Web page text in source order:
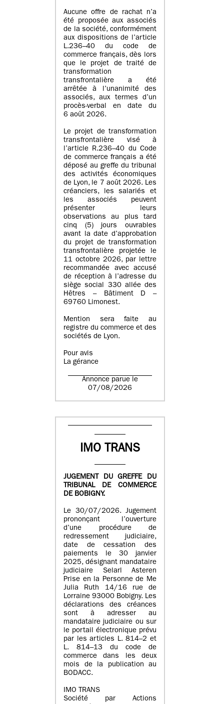
Aucune offre de rachat n’a
été proposée aux associés
de la société, conformément
aux dispositions de l’article
L.236–40 du code de
commerce français, dès lors
que le projet de traité de
transformation
transfrontalière a été
arrêtée à l’unanimité des
associés, aux termes d’un
procès-verbal en date du
6 août 2026.
Le projet de transformation
transfrontalière visé à
l’article R.236–40 du Code
de commerce français a été
déposé au greffe du tribunal
des activités économiques
de Lyon, le 7 août 2026. Les
créanciers, les salariés et
les associés peuvent
présenter leurs
observations au plus tard
cinq (5) jours ouvrables
avant la date d’approbation
du projet de transformation
transfrontalière projetée le
11 octobre 2026, par lettre
recommandée avec accusé
de réception à l’adresse du
siège social 330 allée des
Hêtres – Bâtiment D –
69760 Limonest.
Mention sera faite au
registre du commerce et des
sociétés de Lyon.
Pour avis
La gérance
Annonce parue le
07/08/2026
IMO TRANS
JUGEMENT DU GREFFE DU
TRIBUNAL DE COMMERCE
DE BOBIGNY.
Le 30/07/2026. Jugement
prononçant l’ouverture
d’une procédure de
redressement judiciaire,
date de cessation des
paiements le 30 janvier
2025, désignant mandataire
judiciaire Selarl Asteren
Prise en la Personne de Me
Julia Ruth 14/16 rue de
Lorraine 93000 Bobigny. Les
déclarations des créances
sont à adresser au
mandataire judiciaire ou sur
le portail électronique prévu
par les articles L. 814–2 et
L. 814–13 du code de
commerce dans les deux
mois de la publication au
BODACC.
IMO TRANS
Société par Actions